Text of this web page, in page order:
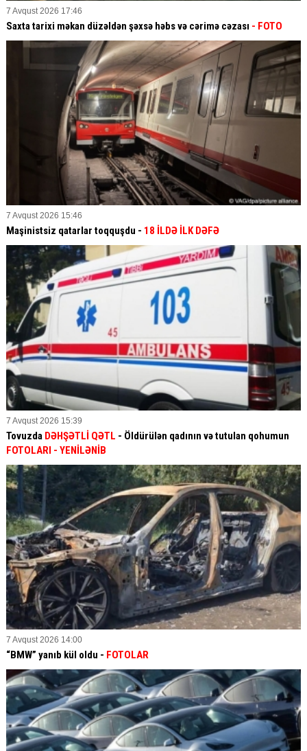
7 Avqust 2026 17:46
Saxta tarixi məkan düzəldən şəxsə həbs və cərimə cəzası - FOTO
7 Avqust 2026 15:46
Maşinistsiz qatarlar toqquşdu - 18 İLDƏ İLK DƏFƏ
7 Avqust 2026 15:39
Tovuzda DƏHŞƏTLİ QƏTL - Öldürülən qadının və tutulan qohumun
FOTOLARI - YENİLƏNİB
7 Avqust 2026 14:00
“BMW” yanıb kül oldu - FOTOLAR